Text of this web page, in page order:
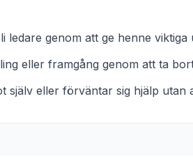
genom att ge henne viktiga
eller framgång genom att ta
själv eller förväntar sig hjälp utan